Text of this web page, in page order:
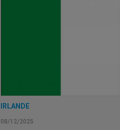
IRLANDE
08/12/2025